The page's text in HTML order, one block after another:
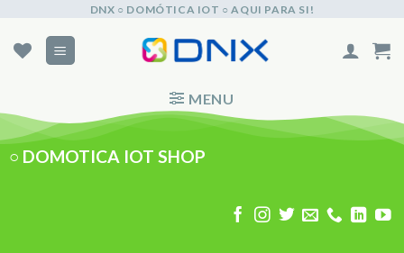
content
DNX ○ DOMÓTICA IOT ○ AQUI PARA SI!
MENU
○ DOMOTICA IOT SHOP